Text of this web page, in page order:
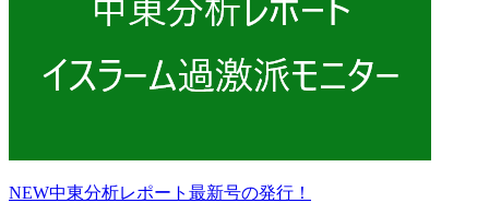
NEW中東分析レポート最新号の発行！